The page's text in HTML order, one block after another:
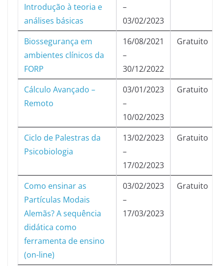
Introdução à teoria e
análises básicas
–
03/02/2023
Biossegurança em
ambientes clínicos da
FORP
16/08/2021
–
30/12/2022
Gratuito
Cálculo Avançado –
Remoto
03/01/2023
–
10/02/2023
Gratuito
Ciclo de Palestras da
Psicobiologia
13/02/2023
–
17/02/2023
Gratuito
Como ensinar as
Partículas Modais
Alemãs? A sequência
didática como
ferramenta de ensino
(on-line)
03/02/2023
–
17/03/2023
Gratuito